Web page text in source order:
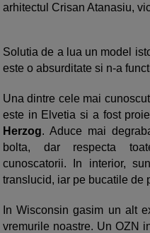
arhitectul Crisan Atanasiu,
Solutia de a lua un model
este o absurditate si n-a
Una dintre cele mai
este in Elvetia si a fost
Herzog. Aduce mai
bolta, dar respecta
cunoscatorii. In interior,
translucid, iar pe bucatile de
In Wisconsin gasim un alt
vremurile noastre. Un OZN